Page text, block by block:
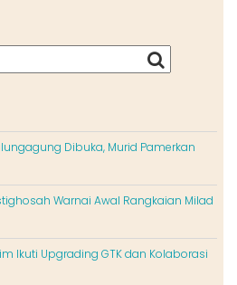
Dibuka, Murid Pamerkan
Warnai Awal Rangkaian Milad
Ikuti Upgrading GTK dan Kolaborasi